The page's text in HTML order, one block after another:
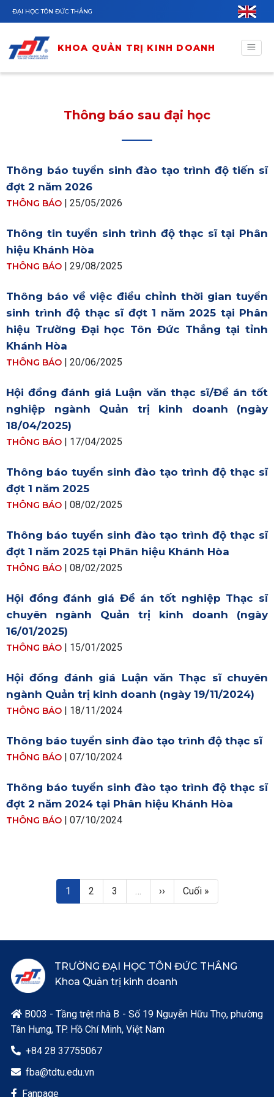
Nhảy đến nội dung
ĐẠI HỌC TÔN ĐỨC THẮNG
KHOA QUẢN TRỊ KINH DOANH
Thông báo sau đại học
Thông báo tuyển sinh đào tạo trình độ tiến sĩ
đợt 2 năm 2026
THÔNG BÁO | 25/05/2026
Thông tin tuyển sinh trình độ thạc sĩ tại Phân
hiệu Khánh Hòa
THÔNG BÁO | 29/08/2025
Thông báo về việc điều chỉnh thời gian tuyển
sinh trình độ thạc sĩ đợt 1 năm 2025 tại Phân
hiệu Trường Đại học Tôn Đức Thắng tại tỉnh
Khánh Hòa
THÔNG BÁO | 20/06/2025
Hội đồng đánh giá Luận văn thạc sĩ/Đề án tốt
nghiệp ngành Quản trị kinh doanh (ngày
18/04/2025)
THÔNG BÁO | 17/04/2025
Thông báo tuyển sinh đào tạo trình độ thạc sĩ
đợt 1 năm 2025
THÔNG BÁO | 08/02/2025
Thông báo tuyển sinh đào tạo trình độ thạc sĩ
đợt 1 năm 2025 tại Phân hiệu Khánh Hòa
THÔNG BÁO | 08/02/2025
Hội đồng đánh giá Đề án tốt nghiệp Thạc sĩ
chuyên ngành Quản trị kinh doanh (ngày
16/01/2025)
THÔNG BÁO | 15/01/2025
Hội đồng đánh giá Luận văn Thạc sĩ chuyên
ngành Quản trị kinh doanh (ngày 19/11/2024)
THÔNG BÁO | 18/11/2024
Thông báo tuyển sinh đào tạo trình độ thạc sĩ
THÔNG BÁO | 07/10/2024
Thông báo tuyển sinh đào tạo trình độ thạc sĩ
đợt 2 năm 2024 tại Phân hiệu Khánh Hòa
THÔNG BÁO | 07/10/2024
Trang hiện thời
1 Trang
2 Trang
3 … Next page
›› Last page
Cuối »
TRƯỜNG ĐẠI HỌC TÔN ĐỨC THẮNG
Khoa Quản trị kinh doanh
B003 - Tầng trệt nhà B - Số 19 Nguyễn Hữu Thọ, phường
Tân Hưng, TP. Hồ Chí Minh, Việt Nam
 +84 28 37755067
 fba@tdtu.edu.vn
 Fanpage